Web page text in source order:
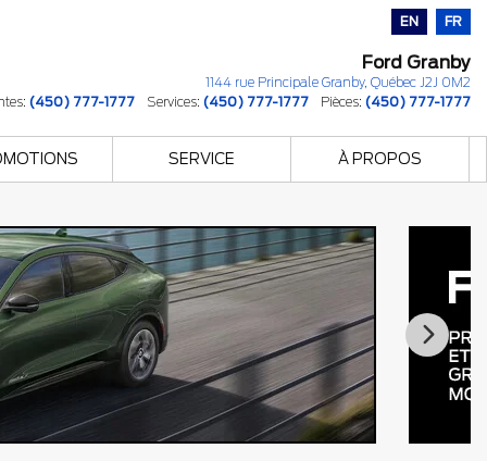
EN FR
Ford Granby
1144 rue Principale Granby, Québec J2J 0M2
(450) 777-1777 Services: (450) 777-1777 Pièces: (450) 777-1777
SERVICE À PROPOS